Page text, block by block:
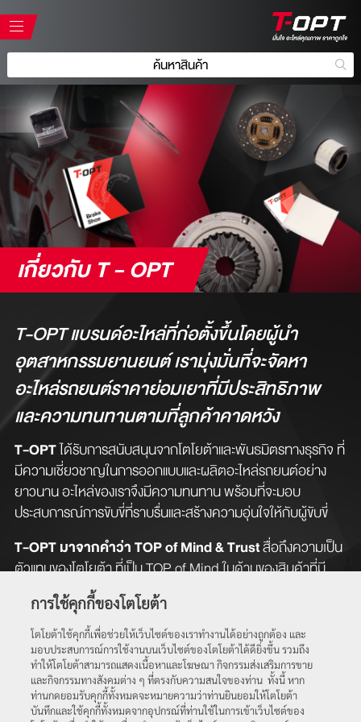
เกี่ยวกับ T - OPT
T-OPT แบรนด์อะไหล่ที่ก่อตั้งขึ้นโดยผู้นำ
อุตสาหกรรมยานยนต์ เรามุ่งมั่นที่จะจัดหา
อะไหล่รถยนต์ราคาย่อมเยาที่มีประสิทธิภาพ
และความทนทานตามที่ลูกค้าคาดหวัง
T-OPTได้รับการสนับสนุนจากโตโยต้าและพันธมิตรทางธุรกิจ ที่
มีความเชี่ยวชาญในการออกแบบและผลิตอะไหล่รถยนต์อย่าง
ยาวนาน อะไหล่ของเราจึงมีความทนทาน พร้อมที่จะมอบ
ประสบการณ์การขับขี่ที่ราบรื่นและสร้างความอุ่นใจให้กับผู้ขับขี่
T-OPT มาจากคำว่า TOP of Mind & Trustสื่อถึงความเป็น
ตัวแทนของโตโยต้า ที่เป็น TOP of Mind ในด้านของสินค้าที่มี
คุณภาพเป็นที่เชื่อมั่นของลูกค้ามาอย่างยาวนาน
T-OPT เหมาะกับใคร
เหมาะกับรถยนต์ที่หมดระยะรับประกันจากศูนย์บริการฯ แต่
ต้องการเลือกใช้อะไหล่คุณภาพราคาย่อมเยา เพื่อช่วยยืดอายุ
การใช้งานรถยนต์ของท่านให้ขับขี่อย่างราบรื่น
การใช้คุกกี้ของโตโยต้า
โตโยต้าใช้คุกกี้เพื่อช่วยให้เว็บไซต์ของเราทำงานได้อย่างถูกต้อง และ
มอบประสบการณ์การใช้งานบนเว็บไซต์ของโตโยต้าได้ดียิ่งขึ้น รวมถึง
ทำให้โตโยต้าสามารถแสดงเนื้อหาและโฆษณา กิจกรรมส่งเสริมการขาย
และกิจกรรมทางสังคมต่าง ๆ ที่ตรงกับความสนใจของท่าน ทั้งนี้ หาก
ท่านกดยอมรับคุกกี้ทั้งหมดจะหมายความว่าท่านยินยอมให้โตโยต้า
บันทึกและใช้คุกกี้ทั้งหมดจากอุปกรณ์ที่ท่านใช้ในการเข้าเว็บไซต์ของ